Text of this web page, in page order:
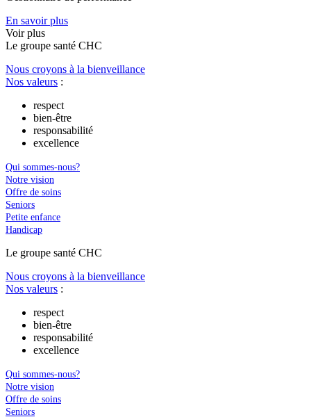
En savoir plus
Voir plus
Le groupe santé CHC
Nous croyons à la bienveillance
Nos valeurs :
respect
bien-être
responsabilité
excellence
Qui sommes-nous?
Notre vision
Offre de soins
Seniors
Petite enfance
Handicap
Le groupe santé CHC
Nous croyons à la bienveillance
Nos valeurs :
respect
bien-être
responsabilité
excellence
Qui sommes-nous?
Notre vision
Offre de soins
Seniors